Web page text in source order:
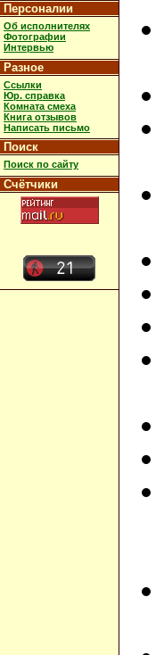
Персоналии
Об исполнителях
Фотографии
Интервью
Разное
Ссылки
Юр. справка
Комната смеха
Книга отзывов
Написать письмо
Поиск
Поиск по сайту
Счётчики